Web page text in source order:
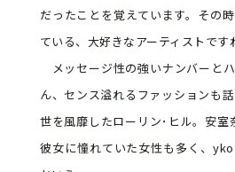
だったことを覚えています。その
ている、大好きなアーティストです
メッセージ性の強いナンバーと
ん、センス溢れるファッションも
世を風靡したローリン･ヒル。安室
彼女に憧れていた女性も多く、